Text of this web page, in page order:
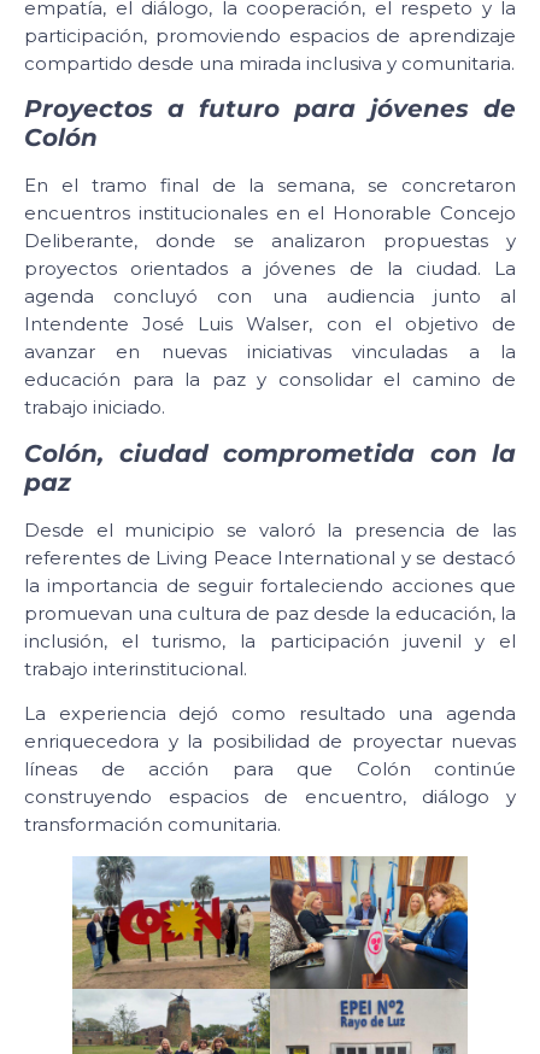
empatía, el diálogo, la cooperación, el respeto y la
participación, promoviendo espacios de aprendizaje
compartido desde una mirada inclusiva y comunitaria.
Proyectos a futuro para jóvenes de
Colón
En el tramo final de la semana, se concretaron
encuentros institucionales en el Honorable Concejo
Deliberante, donde se analizaron propuestas y
proyectos orientados a jóvenes de la ciudad. La
agenda concluyó con una audiencia junto al
Intendente José Luis Walser, con el objetivo de
avanzar en nuevas iniciativas vinculadas a la
educación para la paz y consolidar el camino de
trabajo iniciado.
Colón, ciudad comprometida con la
paz
Desde el municipio se valoró la presencia de las
referentes de Living Peace International y se destacó
la importancia de seguir fortaleciendo acciones que
promuevan una cultura de paz desde la educación, la
inclusión, el turismo, la participación juvenil y el
trabajo interinstitucional.
La experiencia dejó como resultado una agenda
enriquecedora y la posibilidad de proyectar nuevas
líneas de acción para que Colón continúe
construyendo espacios de encuentro, diálogo y
transformación comunitaria.